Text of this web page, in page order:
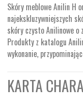
Skóry meblowe Anilin H
najekskluzywniejszych
skóry czysto Anilinowe o
Produkty z katalogu
wykonanie,
KARTA